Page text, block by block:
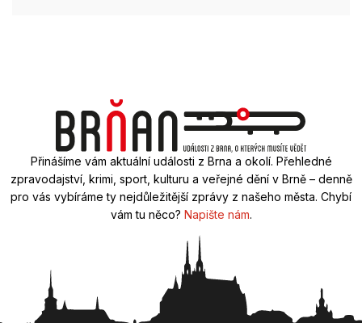
Přinášíme vám aktuální události z Brna a okolí. Přehledné
zpravodajství, krimi, sport, kulturu a veřejné dění v Brně – denně
pro vás vybíráme ty nejdůležitější zprávy z našeho města. Chybí
vám tu něco? Napište nám.